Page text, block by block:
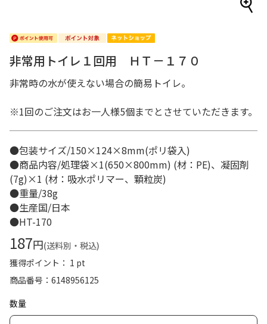
非常用トイレ１回用 ＨＴ－１７０
非常時の水が使えない場合の簡易トイレ。
※1回のご注文はお一人様5個までとさせていただきます。
●包装サイズ/150×124×8mm(ポリ袋入)
●商品内容/処理袋×1(650×800mm) (材：PE)、凝固剤
(7g)×1 (材：吸水ポリマー、顆粒炭)
●重量/38g
●生産国/日本
●HT-170
187円(送料別・税込)
獲得ポイント： 1 pt
商品番号
6148956125
数量